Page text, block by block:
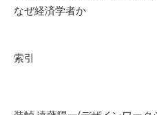
なぜ経済学者か
索引